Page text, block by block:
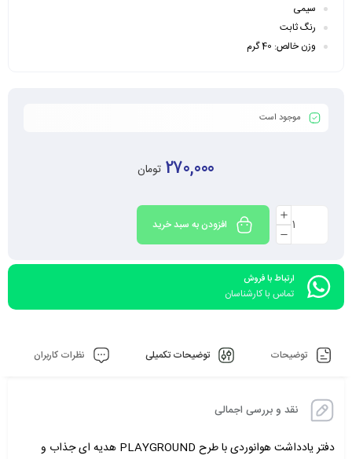
سیمی
رنگ ثابت
وزن خالص: 40 گرم
موجود است
270,000 تومان
افزودن به سبد خرید
ارتباط با فروش
تماس با کارشناسان
توضیحات توضیحات تکمیلی نظرات کاربران
نقد و بررسی اجمالی
دفتر یادداشت هوانوردی با طرح PLAYGROUND
هدیه ای جذاب و